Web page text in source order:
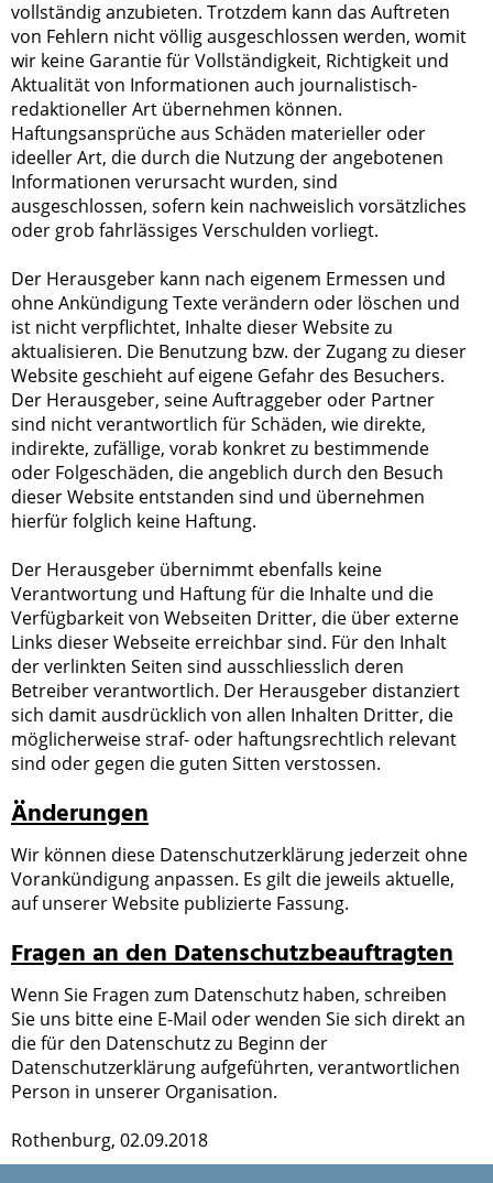
vollständig anzubieten. Trotzdem kann das Auftreten
von Fehlern nicht völlig ausgeschlossen werden, womit
wir keine Garantie für Vollständigkeit, Richtigkeit und
Aktualität von Informationen auch journalistisch-
redaktioneller Art übernehmen können.
Haftungsansprüche aus Schäden materieller oder
ideeller Art, die durch die Nutzung der angebotenen
Informationen verursacht wurden, sind
ausgeschlossen, sofern kein nachweislich vorsätzliches
oder grob fahrlässiges Verschulden vorliegt.
Der Herausgeber kann nach eigenem Ermessen und
ohne Ankündigung Texte verändern oder löschen und
ist nicht verpflichtet, Inhalte dieser Website zu
aktualisieren. Die Benutzung bzw. der Zugang zu dieser
Website geschieht auf eigene Gefahr des Besuchers.
Der Herausgeber, seine Auftraggeber oder Partner
sind nicht verantwortlich für Schäden, wie direkte,
indirekte, zufällige, vorab konkret zu bestimmende
oder Folgeschäden, die angeblich durch den Besuch
dieser Website entstanden sind und übernehmen
hierfür folglich keine Haftung.
Der Herausgeber übernimmt ebenfalls keine
Verantwortung und Haftung für die Inhalte und die
Verfügbarkeit von Webseiten Dritter, die über externe
Links dieser Webseite erreichbar sind. Für den Inhalt
der verlinkten Seiten sind ausschliesslich deren
Betreiber verantwortlich. Der Herausgeber distanziert
sich damit ausdrücklich von allen Inhalten Dritter, die
möglicherweise straf- oder haftungsrechtlich relevant
sind oder gegen die guten Sitten verstossen.
Änderungen
Wir können diese Datenschutzerklärung jederzeit ohne
Vorankündigung anpassen. Es gilt die jeweils aktuelle,
auf unserer Website publizierte Fassung.
Fragen an den Datenschutzbeauftragten
Wenn Sie Fragen zum Datenschutz haben, schreiben
Sie uns bitte eine E-Mail oder wenden Sie sich direkt an
die für den Datenschutz zu Beginn der
Datenschutzerklärung aufgeführten, verantwortlichen
Person in unserer Organisation.
Rothenburg, 02.09.2018